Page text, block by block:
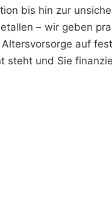
bis hin zur
– wir geben
auf
steht und Sie